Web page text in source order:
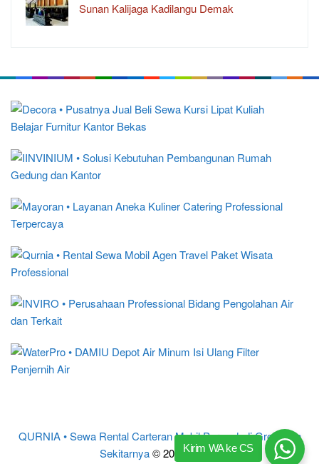
Sunan Kalijaga Kadilangu Demak
QURNIA • Sewa Rental Carteran Mobil Purwodadi Grobogan
Sekitarnya© 2017 – 2024Kirim WA ke CS